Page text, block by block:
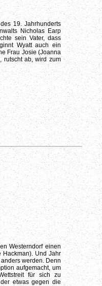
19. Jahrhunderts
Nicholas Earp
sein Vater, dass
Wyatt auch ein
Frau Josie (Joanna
rutscht ab, wird zum
Westerndorf einen
Hackman). Und Jahr
werden. Denn
aufgemacht, um
für sich zu
etwas gegen die